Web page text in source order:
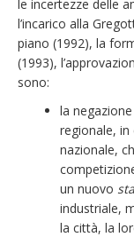
le incertezze delle
l’incarico alla
piano (1992), la
(1993),
sono:
la
regionale,
nazionale,
un nuovo
industriale,
la città, la